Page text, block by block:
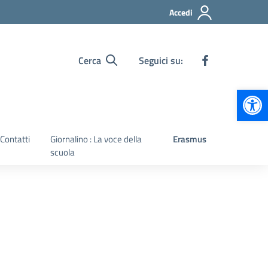
Accedi
Cerca Seguici su:
Contatti
Giornalino : La voce della
scuola
Erasmus